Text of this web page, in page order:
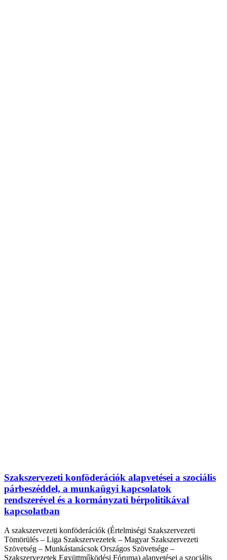
Szakszervezeti konföderációk alapvetései a szociális
párbeszéddel, a munkaügyi kapcsolatok
rendszerével és a kormányzati bérpolitikával
kapcsolatban
A szakszervezeti konföderációk (Értelmiségi Szakszervezeti
Tömörülés – Liga Szakszervezetek – Magyar Szakszervezeti
Szövetség – Munkástanácsok Országos Szövetsége –
Szakszervezetek Együttműködési Fóruma) alapvetései a szociális